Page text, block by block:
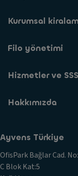
Kurumsal
Filo yönetimi
Hizmetler ve SSS
Hakkımızda
Ayvens Türkiye
OfisPark Bağlar Cad.
C Blok Kat:5